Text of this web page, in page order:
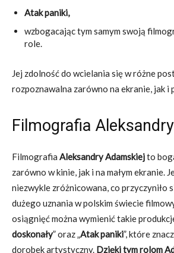
Atak paniki,
wzbogacając tym samym swoją
role.
Jej zdolność do wcielania się w różne
rozpoznawalna zarówno na ekranie, jak i
Filmografia
Filmografia Aleksandry Adamskiejto
zarówno w kinie, jak i na małym ekranie.
niezwykle zróżnicowana, co przyczyniło
dużego uznania w polskim świecie
osiągnięć można wymienić takie
doskonały” oraz „Atak paniki”, które
dorobek artystyczny. Dzięki tym rolom